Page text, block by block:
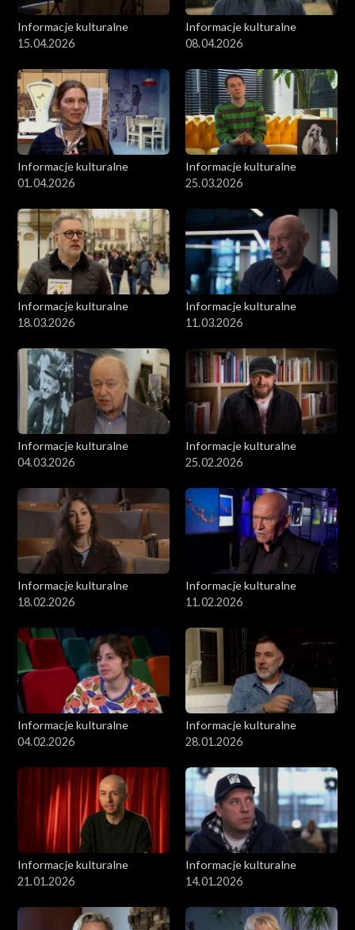
Informacje kulturalne
15.04.2026
Informacje kulturalne
08.04.2026
Informacje kulturalne
01.04.2026
Informacje kulturalne
25.03.2026
Informacje kulturalne
18.03.2026
Informacje kulturalne
11.03.2026
Informacje kulturalne
04.03.2026
Informacje kulturalne
25.02.2026
Informacje kulturalne
18.02.2026
Informacje kulturalne
11.02.2026
Informacje kulturalne
04.02.2026
Informacje kulturalne
28.01.2026
Informacje kulturalne
21.01.2026
Informacje kulturalne
14.01.2026